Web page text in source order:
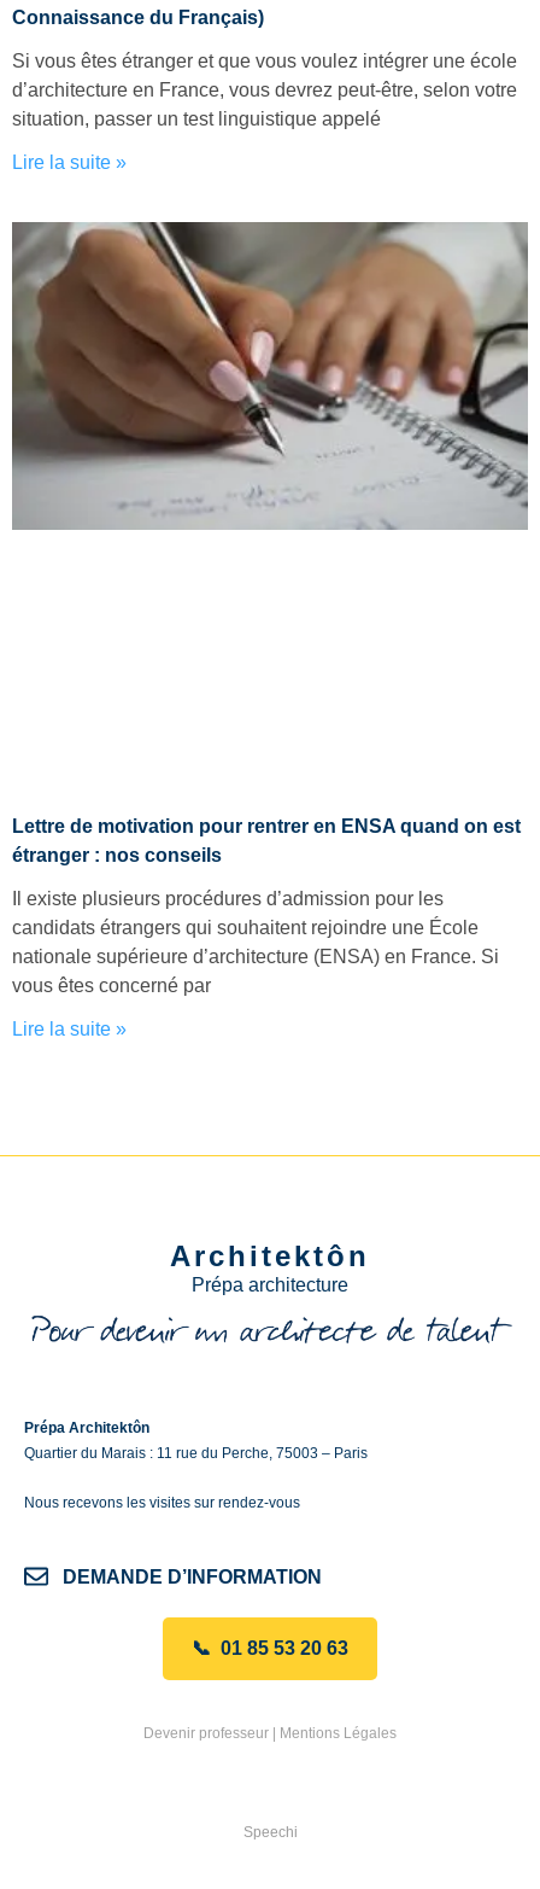
Connaissance du Français)
Si vous êtes étranger et que vous voulez intégrer une école
d’architecture en France, vous devrez peut-être, selon votre
situation, passer un test linguistique appelé
Lire la suite »
Lettre de motivation pour rentrer en ENSA quand on est
étranger : nos conseils
Il existe plusieurs procédures d’admission pour les
candidats étrangers qui souhaitent rejoindre une École
nationale supérieure d’architecture (ENSA) en France. Si
vous êtes concerné par
Lire la suite »
Architektôn
Prépa architecture
Prépa Architektôn
Quartier du Marais : 11 rue du Perche, 75003 – Paris
Nous recevons les visites sur rendez-vous
DEMANDE D’INFORMATION
📞 01 85 53 20 63
Devenir professeur | Mentions Légales
Speechi